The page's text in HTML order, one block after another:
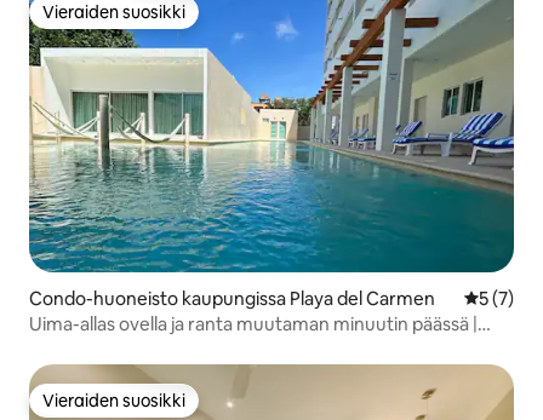
Vieraiden suosikki
Vieraiden suosikki
Condo-huoneisto kaupungissa Playa del Carmen
5 (7)
Uima-allas ovella ja ranta muutaman minuutin päässä |
Vieraiden suosikki
Vieraiden suosikki